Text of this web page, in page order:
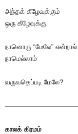
அந்தக் கீழேவுக்கும்
ஒரு கீழேவுக்கு
நானொரு “மேலே” என்றால்
நாமெல்லாம்
வருவதெப்படி மேலே?
காலக் கிரமம்